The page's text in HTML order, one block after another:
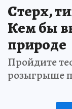
Стерх,
Кем бы
природе
Пройдите
розыгрыше